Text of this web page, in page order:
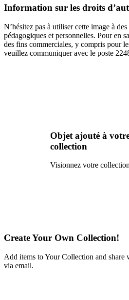
Information sur les droits
N’hésitez pas à utiliser cette image à
pédagogiques et personnelles. Pour en
des fins commerciales, y compris pour
veuillez communiquer avec le poste
Objet ajouté à
collection
Visionnez votre
Create Your Own Collection!
Add items to Your Collection and share
via email.